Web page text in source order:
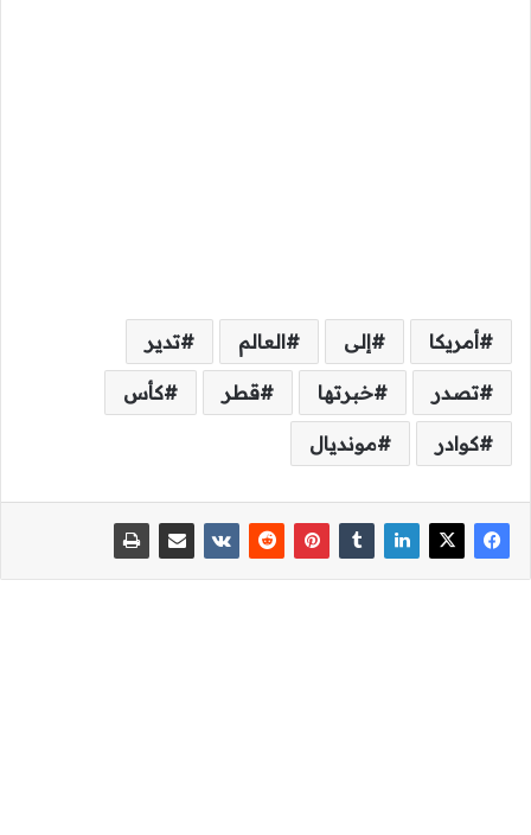
أمريكا إلى العالم تدير
تصدر خبرتها قطر كأس
كوادر مونديال